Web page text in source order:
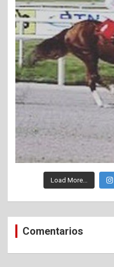
Load More...
Comentarios